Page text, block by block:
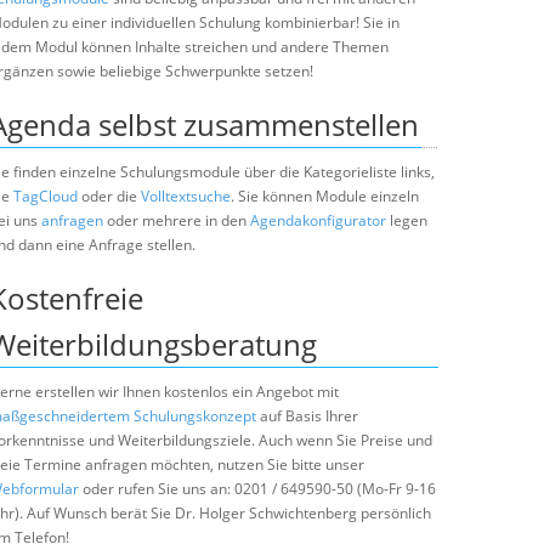
zu einer individuellen Schulung kombinierbar! Sie in
Modul können Inhalte streichen und andere Themen
sowie beliebige Schwerpunkte setzen!
selbst zusammenstellen
finden einzelne Schulungsmodule über die Kategorieliste links,
TagCloudoder die Volltextsuche. Sie können Module einzeln
uns anfragenoder mehrere in denAgendakonfigurator legen
dann eine Anfrage stellen.
erstellen wir Ihnen kostenlos ein Angebot mit
Schulungskonzeptauf Basis Ihrer
und Weiterbildungsziele. Auch wenn Sie Preise und
Termine anfragen möchten, nutzen Sie bitte unser
oder rufen Sie uns an: 0201 / 649590-50 (Mo-Fr 9-16
Auf Wunsch berät Sie Dr. Holger Schwichtenberg persönlich
Telefon!